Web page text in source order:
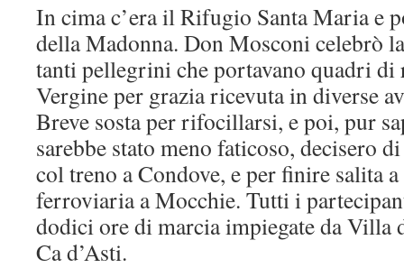
In cima c’era il Rifugio Santa Maria e
della Madonna. Don Mosconi celebrò
tanti pellegrini che portavano quadri di
Vergine per grazia ricevuta in diverse
Breve sosta per rifocillarsi, e poi, pur
sarebbe stato meno faticoso, decisero
col treno a Condove, e per finire salita
ferroviaria a Mocchie. Tutti i
dodici ore di marcia impiegate da
Ca d’Asti.